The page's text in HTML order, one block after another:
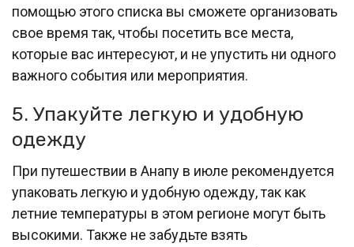
помощью этого списка вы сможете организовать
свое время так, чтобы посетить все места,
которые вас интересуют, и не упустить ни одного
важного события или мероприятия.
5. Упакуйте легкую и удобную
одежду
При путешествии в Анапу в июле рекомендуется
упаковать легкую и удобную одежду, так как
летние температуры в этом регионе могут быть
высокими. Также не забудьте взять